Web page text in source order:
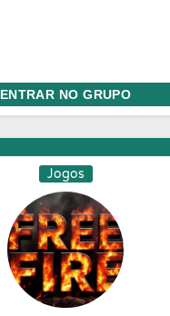
ENTRAR NO GRUPO
Jogos